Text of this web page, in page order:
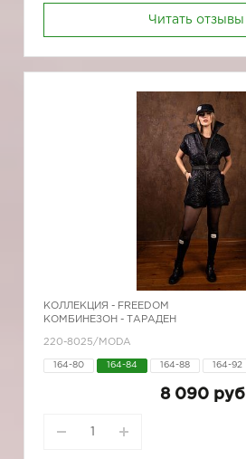
Читать отзывы
КОЛЛЕКЦИЯ - FREEDOM
КОМБИНЕЗОН - ТАРАДЕН
220-8025/MODA
164-80 164-84 164-88 164-92
8 090 руб